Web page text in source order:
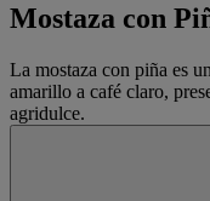
Mostaza con
La mostaza con piña es
amarillo a café claro,
agridulce.